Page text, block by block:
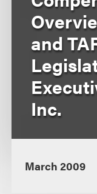
and
Inc.
March 2009